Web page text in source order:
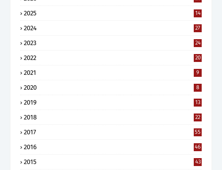
2025 14
2024 27
2023 24
2022 20
2021 9
2020 8
2019 13
2018 22
2017 55
2016 46
2015 43